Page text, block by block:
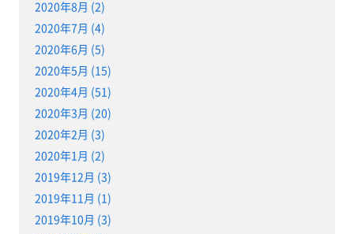
2020年8月 (2)
2020年7月 (4)
2020年6月 (5)
2020年5月 (15)
2020年4月 (51)
2020年3月 (20)
2020年2月 (3)
2020年1月 (2)
2019年12月 (3)
2019年11月 (1)
2019年10月 (3)